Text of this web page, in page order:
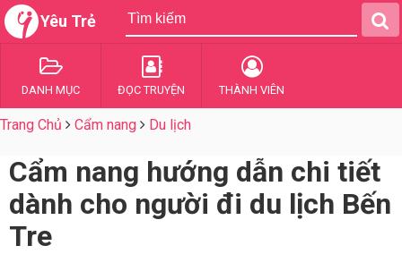
Yêu Trẻ
DANH MỤC ĐỌC TRUYỆN THÀNH VIÊN
Trang Chủ Cẩm nang Du lịch
Cẩm nang hướng dẫn chi tiết
dành cho người đi du lịch Bến
Tre